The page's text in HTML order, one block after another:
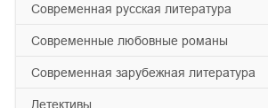
современная русская литература
современные любовные романы
современная зарубежная литература
детективы